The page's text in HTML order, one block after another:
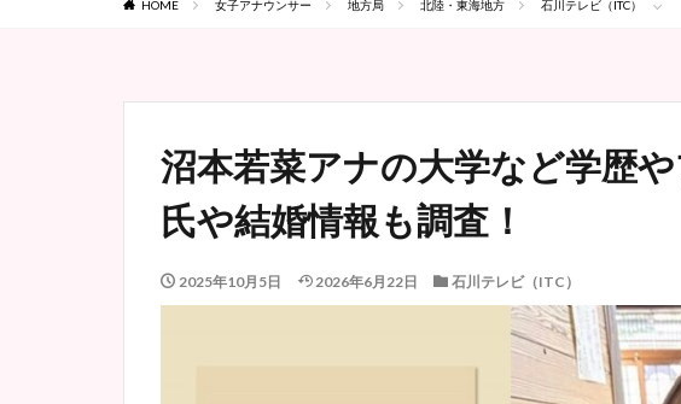
HOME 女子アナウンサー 地方局 北陸・東海地方 石川テレビ（ITC）
沼本若菜アナの大学など学歴
氏や結婚情報も調査！
2025年10月5日 2026年6月22日 石川テレビ（ITC）